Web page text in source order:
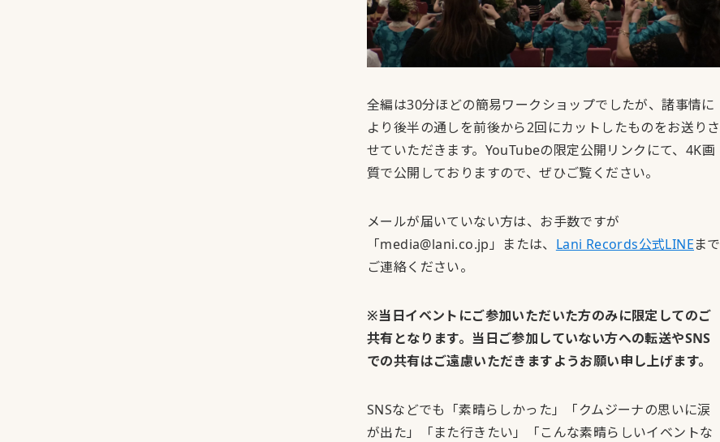
全編は30分ほどの簡易ワークショップでしたが、諸事情に
より後半の通しを前後から2回にカットしたものをお送りさ
せていただきます。YouTubeの限定公開リンクにて、4K画
質で公開しておりますので、ぜひご覧ください。
メールが届いていない方は、お手数ですが
「media@lani.co.jp」または、 Lani Records公式LINEまで
ご連絡ください。
※当日イベントにご参加いただいた方のみに限定してのご
共有となります。当日ご参加していない方への転送やSNS
での共有はご遠慮いただきますようお願い申し上げます。
SNSなどでも「素晴らしかった」「クムジーナの思いに涙
が出た」「また行きたい」「こんな素晴らしいイベントな